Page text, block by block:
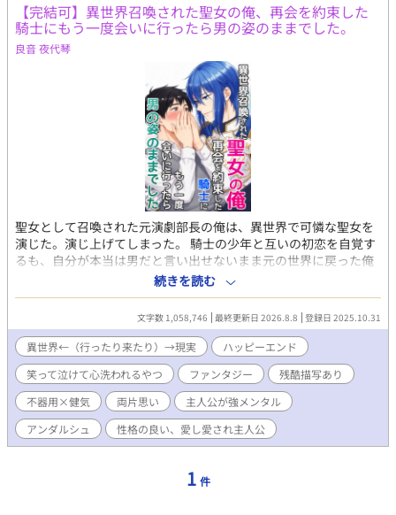
【完結可】異世界召喚された聖女の俺、再会を約束した
騎士にもう一度会いに行ったら男の姿のままでした。
良音 夜代琴
聖女として召喚された元演劇部長の俺は、異世界で可憐な聖女を
演じた。演じ上げてしまった。 騎士の少年と互いの初恋を自覚す
るも、自分が本当は男だと言い出せないまま元の世界に戻った俺
は、 真実を告げるべくもう一度異世界へ向かう。 しかし再度辿り
着いた異世界では、俺は本来の男の姿のままで、少年騎士は立派
な青年騎士へと成長していて……。 第一部 ------【単行本サイズ
で1～4巻】 健気で一途な主人公と、なかなか真実に辿り着けない
不器用ド真面目青年騎士が、 巡礼の旅の中で、互いに相手を想い
つつも絶妙にすれ違う、 両片思いのじれもだファンタジーBLで
す。(最終的に2CP成立します) 『メインCPがくっつくまでを読み
たい』という方用に 第一部で離脱する方用のエピローグをご用意
していますので、スッキリ読了できます。 第二部 ------【5巻
～】 『くっついたCPが支え合う姿が読みたい』という方と 『い
やいや世界を救うまでが聖女物だろ!!』という方には ここからが
からは新キャラ続々で、サブCPも続々参戦します。 激重感情を抱
続きを読む
文字数 1,058,746 最終更新日 2026.8.8 登録日 2025.10.31
異世界←（行ったり来たり）→現実
ハッピーエンド
笑って泣けて心洗われるやつ
ファンタジー
残酷描写あり
不器用×健気
両片思い
主人公が強メンタル
アンダルシュ
性格の良い、愛し愛され主人公
1 件